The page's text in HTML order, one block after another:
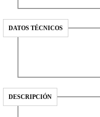
DATOS TÉCNICOS
DESCRIPCIÓN